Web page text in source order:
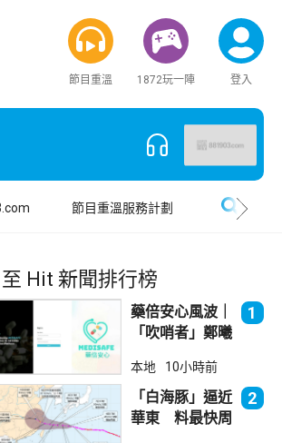
節目重溫 1872玩一陣 登入
節目重溫服務計劃
至 Hit 新聞排行榜
藥倍安心風波｜
「吹哨者」鄭曦
進行刑事調查
1
本地 10小時前
「白海豚」逼近
華東 料最快周
2